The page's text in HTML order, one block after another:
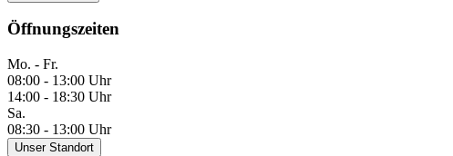
Öffnungszeiten
Mo. - Fr.
08:00 - 13:00 Uhr
14:00 - 18:30 Uhr
Sa.
08:30 - 13:00 Uhr
Unser Standort